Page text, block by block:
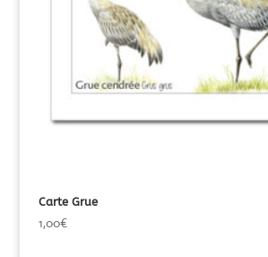
Carte Grue
1,00€